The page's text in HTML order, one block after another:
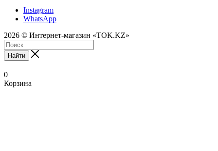
Instagram
WhatsApp
2026 © Интернет-магазин «TOK.KZ»
Найти
0
Корзина